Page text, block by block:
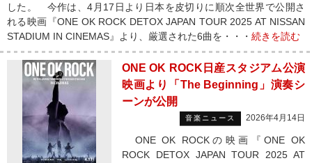
した。 今作は、4月17日より日本を皮切りに順次全世界で公開さ
れる映画『ONE OK ROCK DETOX JAPAN TOUR 2025 AT NISSAN
STADIUM IN CINEMAS』より、厳選された6曲を・・・ 続きを読む
ONE OK ROCK日産スタジアム公演
映画より「The Beginning」演奏シ
ーンが公開
音楽ニュース 2026年4月14日
ONE OK ROCKの映画『ONE OK
ROCK DETOX JAPAN TOUR 2025 AT